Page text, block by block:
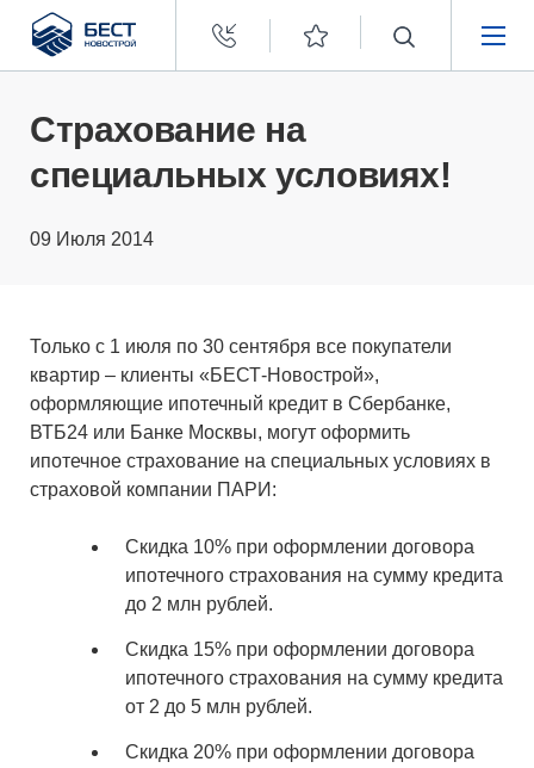
Бест
Новострой
ПОКУПАТЕЛЯМ
ЗАСТРОЙЩИКАМ
Страхование на
специальных условиях!
09 Июля 2014
Только с 1 июля по 30 сентября все покупатели
квартир – клиенты «БЕСТ-Новострой»,
оформляющие ипотечный кредит в Сбербанке,
ВТБ24 или Банке Москвы, могут оформить
ипотечное страхование на специальных условиях в
страховой компании ПАРИ:
Скидка 10% при оформлении договора
ипотечного страхования на сумму кредита
до 2 млн рублей.
Скидка 15% при оформлении договора
ипотечного страхования на сумму кредита
от 2 до 5 млн рублей.
Скидка 20% при оформлении договора